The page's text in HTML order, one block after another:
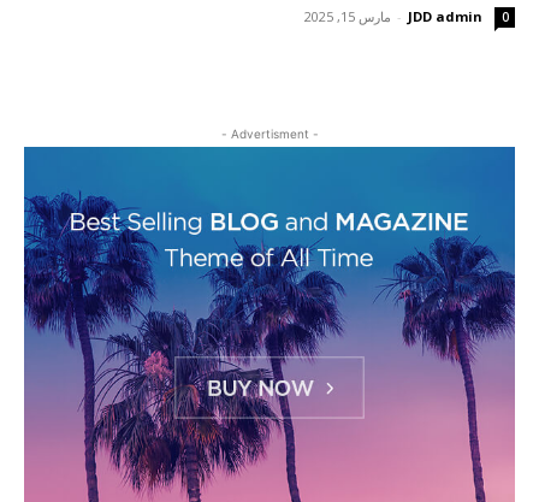
JDD admin
- مارس 15, 2025 0
- Advertisment -